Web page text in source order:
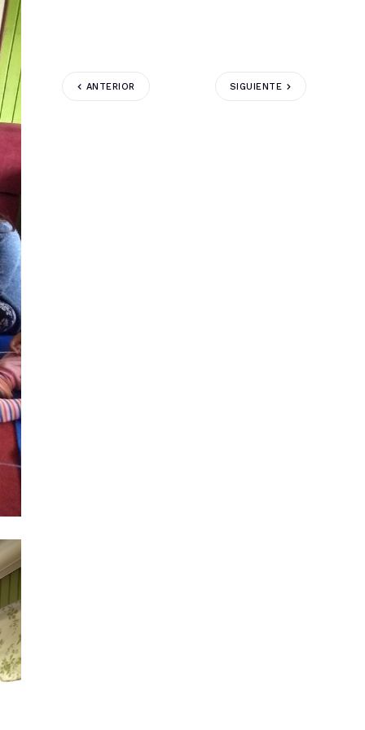
ANTERIOR SIGUIENTE